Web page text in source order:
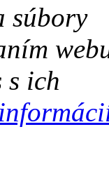
súbory
s ich